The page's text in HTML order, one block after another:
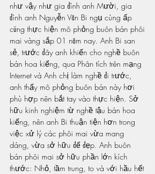
như vậy như gia đình anh Mười, gia
đình anh Nguyễn Văn Bi ngụ cùng ấp
cũng thực hiện mô phỏng buôn bán phôi
mai vàng sắp 01 năm nay. Anh Bi san
sẻ, trước đây anh khiến cho nghề buôn
bán hoa kiểng, qua Phân tích trên mạng
Internet và Anh chị làm nghề đi trước,
anh thấy mô phỏng buôn bán này hơi
phù hợp nên bắt tay vào thực hiện. Sở
hữu kinh nghiệm từ nghề tậu bán hoa
kiểng, nên anh Bi thuận tiện hơn trong
việc xử lý các phôi mai vừa mang
dáng, vừa sở hữu đế đẹp. Anh buôn
bán phôi mai sở hữu phần lớn kích
thước: Nhỏ, tầm trung, to và với hầu hết